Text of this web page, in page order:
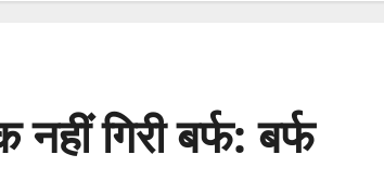
गिरी बर्फ: बर्फ